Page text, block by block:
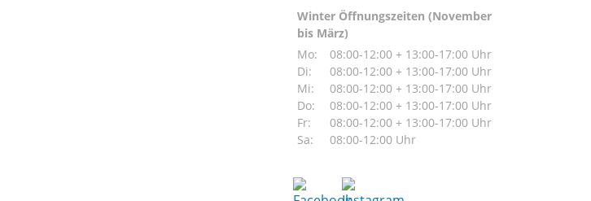
Winter Öffnungszeiten (November
bis März)
Mo:
08:00-12:00 + 13:00-17:00 Uhr
Di:
08:00-12:00 + 13:00-17:00 Uhr
Mi:
08:00-12:00 + 13:00-17:00 Uhr
Do:
08:00-12:00 + 13:00-17:00 Uhr
Fr:
08:00-12:00 + 13:00-17:00 Uhr
Sa:
08:00-12:00 Uhr